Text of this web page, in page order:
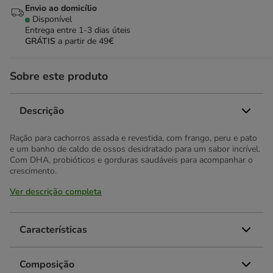
Envio ao domicílio
Disponível
Entrega entre 1-3 dias úteis
GRÁTIS a partir de 49€
Sobre este produto
Descrição
Ração para cachorros assada e revestida, com frango, peru e pato
e um banho de caldo de ossos desidratado para um sabor incrível.
Com DHA, probióticos e gorduras saudáveis para acompanhar o
crescimento.
Ver descrição completa
Características
Composição